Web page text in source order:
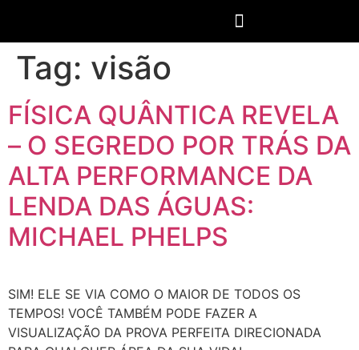
Tag: visão
FÍSICA QUÂNTICA REVELA
– O SEGREDO POR TRÁS DA
ALTA PERFORMANCE DA
LENDA DAS ÁGUAS:
MICHAEL PHELPS
SIM! ELE SE VIA COMO O MAIOR DE TODOS OS
TEMPOS! VOCÊ TAMBÉM PODE FAZER A
VISUALIZAÇÃO DA PROVA PERFEITA DIRECIONADA